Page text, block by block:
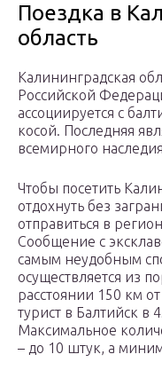
Поездка в
область
Калининградская
Российской
ассоциируется с
косой. Последняя
всемирного
Чтобы посетить
отдохнуть без
отправиться в
Сообщение с
самым неудобным
осуществляется из
расстоянии 150 км
турист в Балтийск в
Максимальное
– до 10 штук, а